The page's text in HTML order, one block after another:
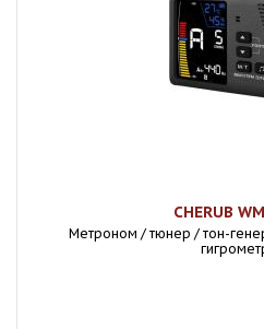
CHERUB
Метроном / тюнер / тон-